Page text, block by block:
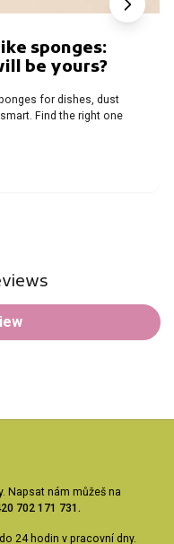
sponges:
be yours?
for dishes, dust
Find the right one
Napsat nám můžeš na
702 171 731.
24 hodin v pracovní dny.